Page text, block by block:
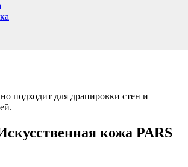
подходит для драпировки стен и
кожа PARS